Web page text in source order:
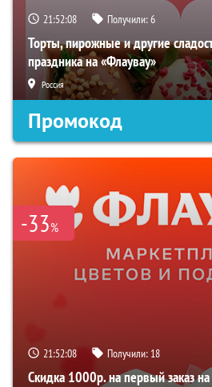
21:52:06 Получили:6
Торты, пирожные и другие
праздника на «Флаувау»
Россия
Промокод
-33%
21:52:06 Получили: 18
Скидка 1000р. на первый заказ